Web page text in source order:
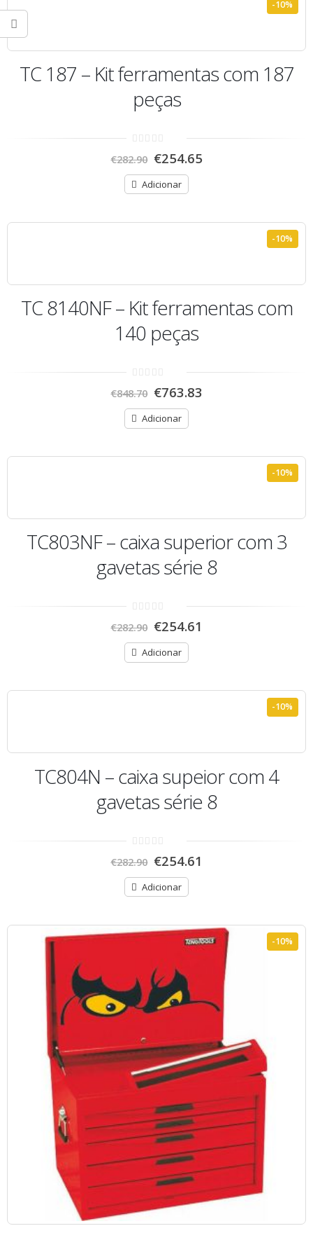
-10%
TC 187 – Kit ferramentas com 187
peças
out
5
€282.90 €254.65
Adicionar
-10%
TC 8140NF – Kit ferramentas com
140 peças
out
5
€848.70 €763.83
Adicionar
-10%
TC803NF – caixa superior com 3
gavetas série 8
out
5
€282.90 €254.61
Adicionar
-10%
TC804N – caixa supeior com 4
gavetas série 8
out
5
€282.90 €254.61
Adicionar
-10%